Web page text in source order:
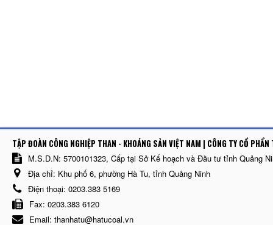
TẬP ĐOÀN CÔNG NGHIỆP THAN - KHOÁNG SẢN VIỆT NAM | CÔNG TY CỔ
M.S.D.N: 5700101323, Cấp tại Sở Kế hoạch và Đầu tư tỉnh Quảng
Địa chỉ: Khu phố 6, phường Hà Tu, tỉnh Quảng Ninh
Điện thoại: 0203.383 5169
Fax: 0203.383 6120
Email: thanhatu@hatucoal.vn